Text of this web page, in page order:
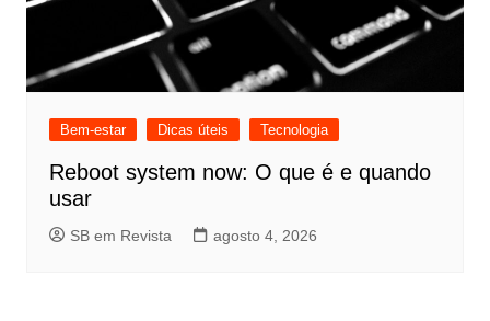
Bem-estar Dicas úteis Tecnologia
Reboot system now: O que é e quando
usar
SB em Revista agosto 4, 2026